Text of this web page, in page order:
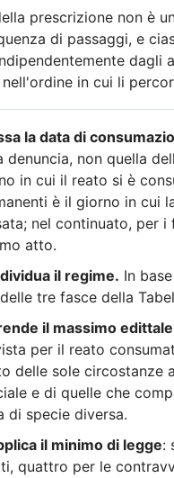
prescrizione non è
di passaggi, e
dagli
in cui li
la data di
denuncia, non quella
in cui il reato si è
è il giorno in cui
nel continuato, per
atto.
il regime. In
tre fasce della
il massimo edittale
per il reato
delle sole circostanze
e di quelle che
di specie diversa.
il minimo di legge:
quattro per le